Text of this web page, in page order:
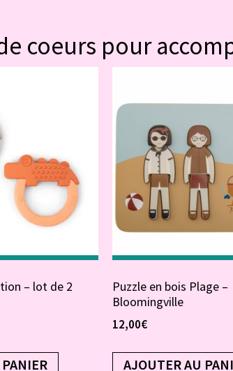
coeurs pour
– lot de 2
Puzzle en bois Plage –
Bloomingville
12,00€
AJOUTER AU